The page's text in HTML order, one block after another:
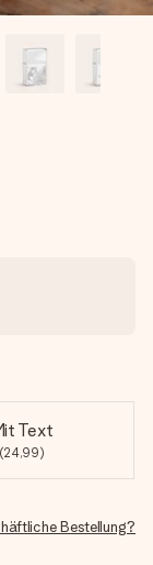
Text
(24,99)
Bestellung?